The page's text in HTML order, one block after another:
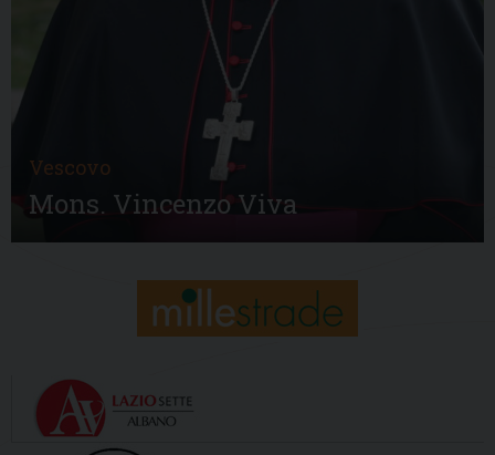
Vescovo
Mons. Vincenzo Viva